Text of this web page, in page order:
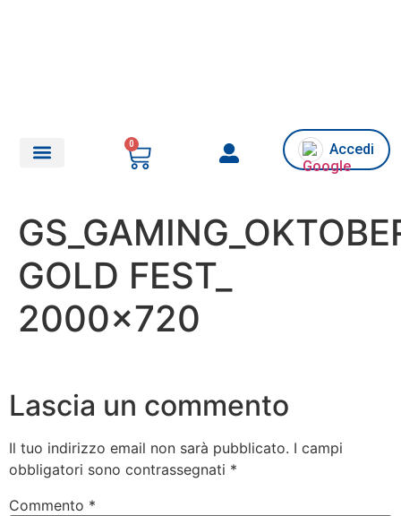
0 Accedi
GOLD FEST_
2000×720
Lascia un commento
Il tuo indirizzo email non sarà pubblicato. I campi
obbligatori sono contrassegnati *
Commento *